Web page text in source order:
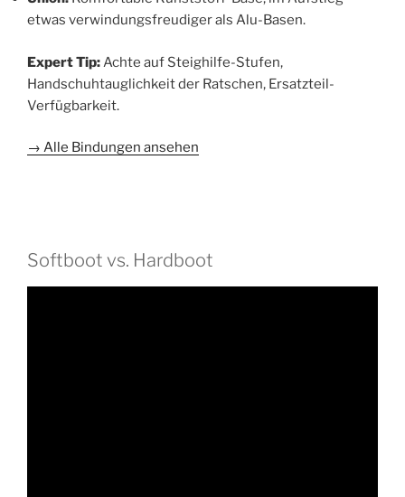
etwas verwindungsfreudiger als Alu-Basen.
Expert Tip:Achte auf Steighilfe-Stufen,
Handschuhtauglichkeit der Ratschen, Ersatzteil-
Verfügbarkeit.
→ Alle Bindungen ansehen
Softboot vs. Hardboot